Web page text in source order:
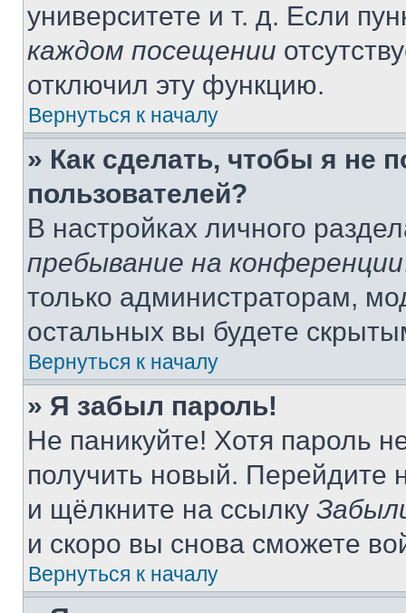
университете и т. д. Если
каждом посещении
отключил эту функцию.
Вернуться к началу
» Как сделать, чтобы я не
пользователей?
В настройках личного
пребывание на конференции
только администраторам,
остальных вы будете
Вернуться к началу
» Я забыл пароль!
Не паникуйте! Хотя пароль
получить новый. Перейдите
и щёлкните на ссылку
и скоро вы снова сможете
Вернуться к началу